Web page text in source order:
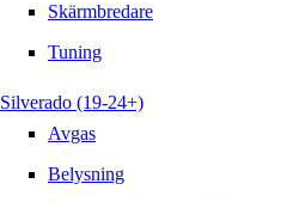
Skärmbredare
Tuning
Silverado (19-24+)
Avgas
Belysning